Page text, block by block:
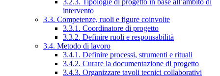
3.2.3. Tipologie di progetto in base all’ambito di
intervento
3.3. Competenze, ruoli e figure coinvolte
3.3.1. Coordinatore di progetto
3.3.2. Definire ruoli e responsabilità
3.4. Metodo di lavoro
3.4.1. Definire processi, strumenti e rituali
3.4.2. Curare la documentazione di progetto
3.4.3. Organizzare tavoli tecnici collaborativi